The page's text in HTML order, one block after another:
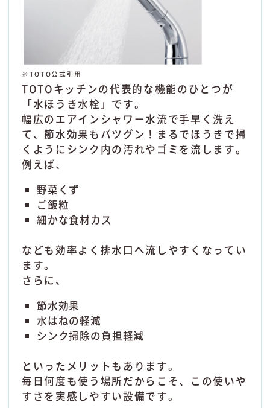
※TOTO公式引用
TOTOキッチンの代表的な機能のひとつが
「水ほうき水栓」です。
幅広のエアインシャワー水流で手早く洗え
て、節水効果もバツグン！まるでほうきで掃
くようにシンク内の汚れやゴミを流します。
例えば、
野菜くず
ご飯粒
細かな食材カス
なども効率よく排水口へ流しやすくなってい
ます。
さらに、
節水効果
水はねの軽減
シンク掃除の負担軽減
といったメリットもあります。
毎日何度も使う場所だからこそ、この使いや
すさを実感しやすい設備です。